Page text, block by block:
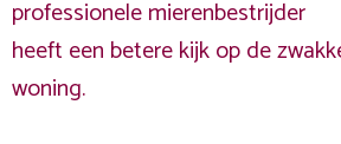
professionele mierenbestrijder
heeft een betere kijk op de
woning.